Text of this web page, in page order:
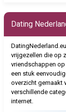
Dating
vrijgezellen die op
vriendschappen op
een stuk
overzicht gemaakt
verschillende
internet.